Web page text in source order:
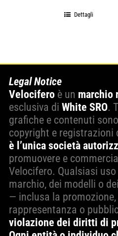
Dettagli
Legal Notice
Velocifero è un marchio
esclusiva di White SRO.
grafiche e contenuti
copyright e registrazioni
è l’unica società
promuovere e
Velocifero. Qualsiasi
marchio, dei modelli o
— inclusa la promozione,
rappresentanza o
violazione dei diritti di